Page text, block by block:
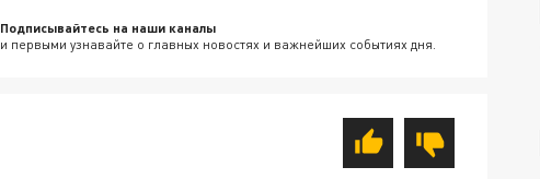
Подписывайтесь на наши каналы
и первыми узнавайте о главных новостях и важнейших событиях дня.